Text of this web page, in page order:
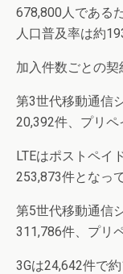
678,800人である
人口普及率は約
加入件数ごとの契
第3世代移動通信
20,392件、プリペ
LTEはポストペイ
253,873件となっ
第5世代移動通信
311,786件、プリ
3Gは24,642件で約